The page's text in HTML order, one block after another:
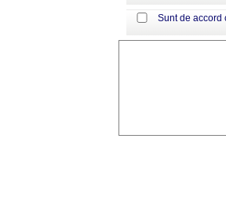
Sunt de accord